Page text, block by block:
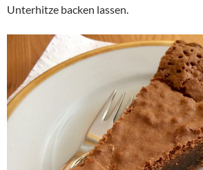
Unterhitze backen lassen.